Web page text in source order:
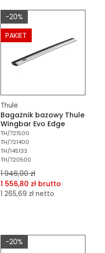
Do koszyka
-20%
PAKIET
Thule
Bagażnik bazowy Thule
Wingbar Evo Edge
TH/721500
TH/721400
TH/145133
TH/720500
1 946,00 zł
1 556,80 zł brutto
1 265,69 zł netto
Do koszyka
-20%